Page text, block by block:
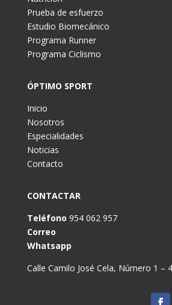
Prueba de esfuerzo
Estudio Biomecánico
Programa Runner
Programa Ciclismo
ÓPTIMO SPORT
Inicio
Nosotros
Especialidades
Noticias
Contacto
CONTACTAR
Teléfono 954 062 957
Correo
Whatsapp
Calle Camilo José Cela, Número 1 –